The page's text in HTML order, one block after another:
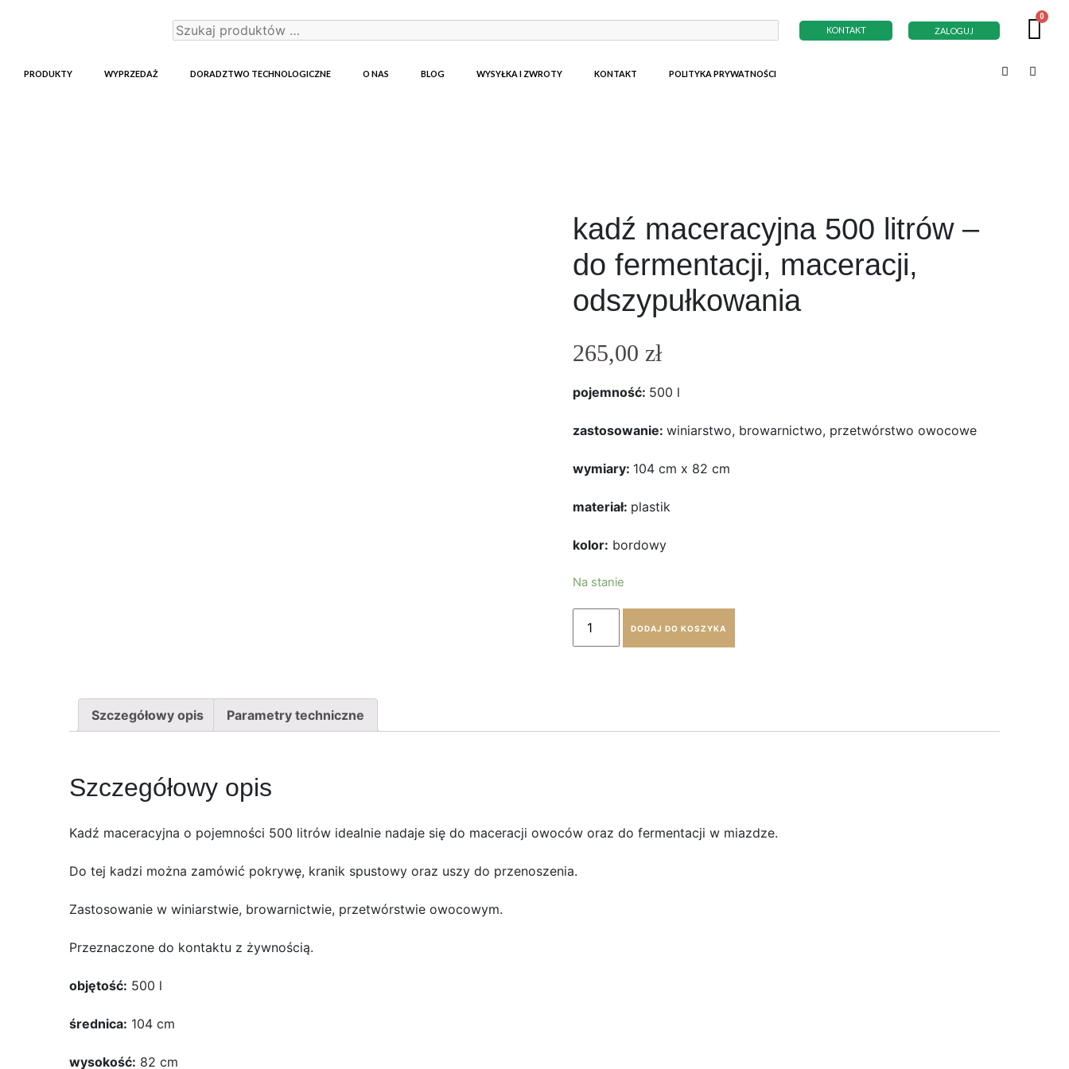
KONTAKT ZALOGUJ
PRODUKTY WYPRZEDAŻ DORADZTWO TECHNOLOGICZNE O NAS BLOG WYSYŁKA I ZWROTY KONTAKT POLITYKA PRYWATNOŚCI
kadź maceracyjna 500 litrów –
do fermentacji, maceracji,
odszypułkowania
265,00 zł
pojemność: 500 l
zastosowanie:winiarstwo, browarnictwo, przetwórstwo owocowe
wymiary: 104 cm x 82 cm
materiał: plastik
kolor: bordowy
Na stanie
DODAJ DO KOSZYKA
Szczegółowy opis Parametry techniczne
Szczegółowy opis
Kadź maceracyjna o pojemności 500 litrów idealnie nadaje się do maceracji owoców oraz do fermentacji w miazdze.
Do tej kadzi można zamówić pokrywę, kranik spustowy oraz uszy do przenoszenia.
Zastosowanie w winiarstwie, browarnictwie, przetwórstwie owocowym.
Przeznaczone do kontaktu z żywnością.
objętość: 500 l
średnica: 104 cm
wysokość: 82 cm